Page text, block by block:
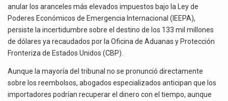
anular los aranceles más elevados impuestos bajo la Ley de
Poderes Económicos de Emergencia Internacional (IEEPA),
persiste la incertidumbre sobre el destino de los 133 mil millones
de dólares ya recaudados por la Oficina de Aduanas y Protección
Fronteriza de Estados Unidos (CBP).
Aunque la mayoría del tribunal no se pronunció directamente
sobre los reembolsos, abogados especializados anticipan que los
importadores podrían recuperar el dinero con el tiempo, aunque